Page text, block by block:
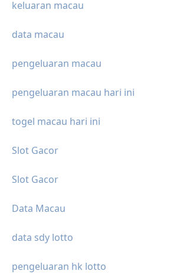
keluaran macau
data macau
pengeluaran macau
pengeluaran macau hari ini
togel macau hari ini
Slot Gacor
Slot Gacor
Data Macau
data sdy lotto
pengeluaran hk lotto